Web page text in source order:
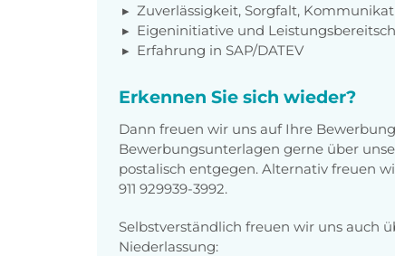
Zuverlässigkeit, Sorgfalt,
Eigeninitiative und
Erfahrung in SAP/DATEV
Erkennen Sie sich wieder?
Dann freuen wir uns auf Ihre
Bewerbungsunterlagen gerne über
postalisch entgegen. Alternativ freuen
911 929939-3992.
Selbstverständlich freuen wir uns auch
Niederlassung: